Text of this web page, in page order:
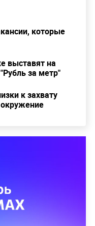
которые
выставят на
за метр"
к захвату